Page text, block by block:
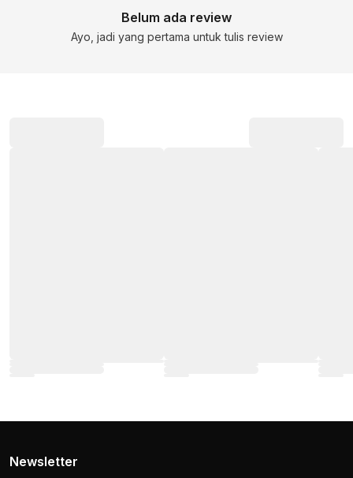
Newsletter
Belum ada review
Ayo, jadi yang pertama untuk tulis review